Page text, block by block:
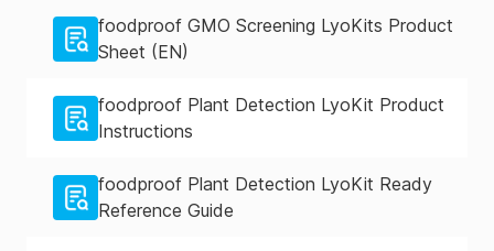
foodproof GMO Screening LyoKits Product
Sheet (EN)
foodproof Plant Detection LyoKit Product
Instructions
foodproof Plant Detection LyoKit Ready
Reference Guide